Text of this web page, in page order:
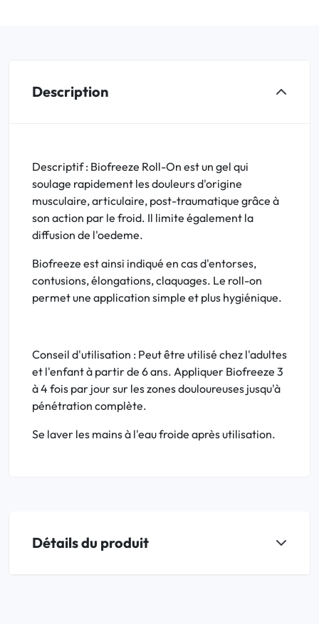
Description
Descriptif : Biofreeze Roll-On est un gel qui
soulage rapidement les douleurs d'origine
musculaire, articulaire, post-traumatique grâce à
son action par le froid. Il limite également la
diffusion de l'oedeme.
Biofreeze est ainsi indiqué en cas d'entorses,
contusions, élongations, claquages. Le roll-on
permet une application simple et plus hygiénique.
Conseil d'utilisation : Peut être utilisé chez l'adultes
et l'enfant à partir de 6 ans. Appliquer Biofreeze 3
à 4 fois par jour sur les zones douloureuses jusqu'à
pénétration complète.
Se laver les mains à l'eau froide après utilisation.
Détails du produit